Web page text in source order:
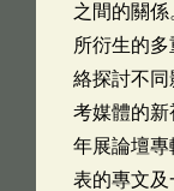
之間的關係
所衍生的
絡探討不
考媒體的
年展論壇
表的專文